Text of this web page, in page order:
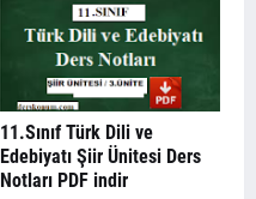
11.Sınıf Türk Dili ve
Edebiyatı Şiir Ünitesi Ders
Notları PDF indir